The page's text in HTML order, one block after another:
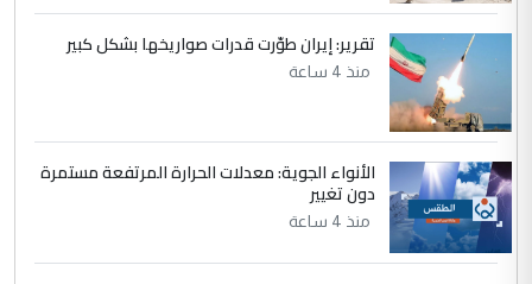
تقرير: إيران طوّرت قدرات صواريخها بشكل كبير
منذ 4 ساعة
الأنواء الجوية: معدلات الحرارة المرتفعة مستمرة
دون تغيير
منذ 4 ساعة